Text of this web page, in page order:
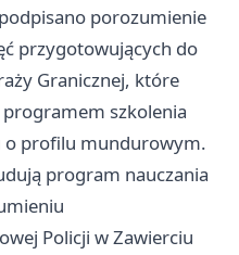
porozumienie
przygotowujących do
Granicznej, które
szkolenia
o profilu mundurowym.
program nauczania
Policji w Zawierciu